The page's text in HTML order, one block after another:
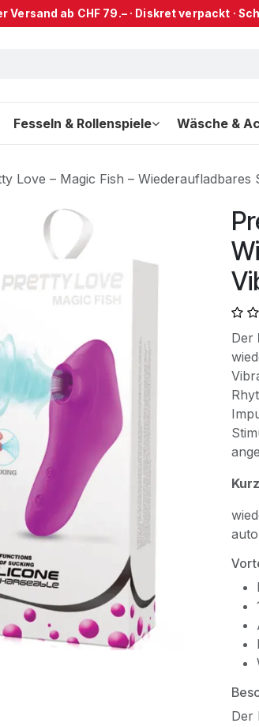
Versand ab CHF 79.– · Diskret verpackt ·
Fesseln & Rollenspiele Wäsche &
Love – Magic Fish – Wiederaufladbares
Der
Der